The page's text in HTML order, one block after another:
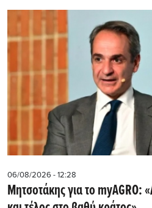
06/08/2026 - 12:28
Μητσοτάκης για το myAGRO: